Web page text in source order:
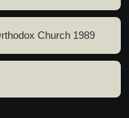
Church 1989